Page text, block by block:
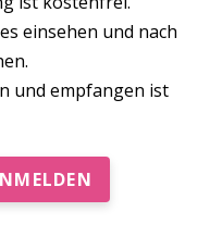
einsehen und nach
und empfangen ist